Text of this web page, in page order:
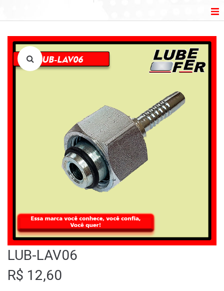
LOJA
LUB-LAV06
R$ 12,60